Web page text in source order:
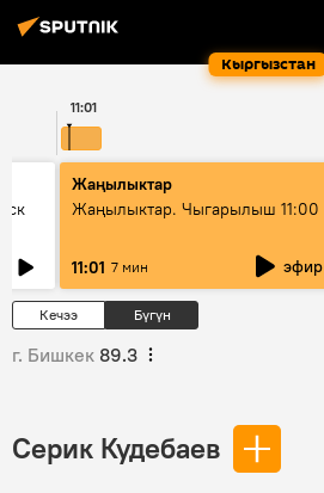
Кыргызстан
11:01
Жаңылыктар
Жаңылыктар. Чыгарылыш 11:00
11:01 7 мин эфир
Кечээ Бүгүн
г. Бишкек 89.3
Серик Кудебаев